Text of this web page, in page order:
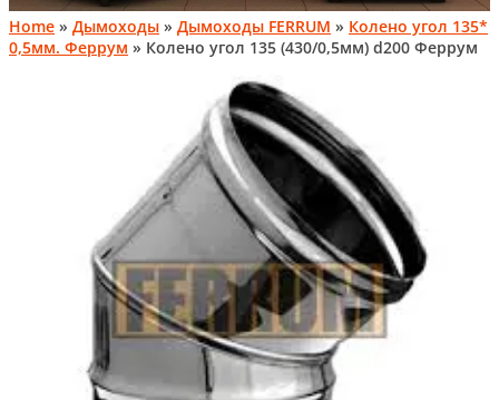
Home » Дымоходы » Дымоходы FERRUM » Колено угол 135*
0,5мм. Феррум » Колено угол 135 (430/0,5мм) d200 Феррум